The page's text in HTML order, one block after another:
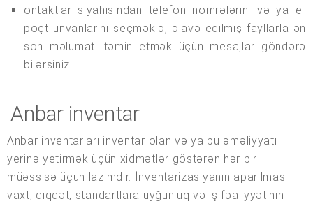
ontaktlar siyahısından telefon nömrələrini və ya e-
poçt ünvanlarını seçməklə, əlavə edilmiş fayllarla ən
son məlumatı təmin etmək üçün mesajlar göndərə
bilərsiniz.
Anbar inventar
Anbar inventarları inventar olan və ya bu əməliyyatı
yerinə yetirmək üçün xidmətlər göstərən hər bir
müəssisə üçün lazımdır. İnventarizasiyanın aparılması
vaxt, diqqət, standartlara uyğunluq və iş fəaliyyətinin